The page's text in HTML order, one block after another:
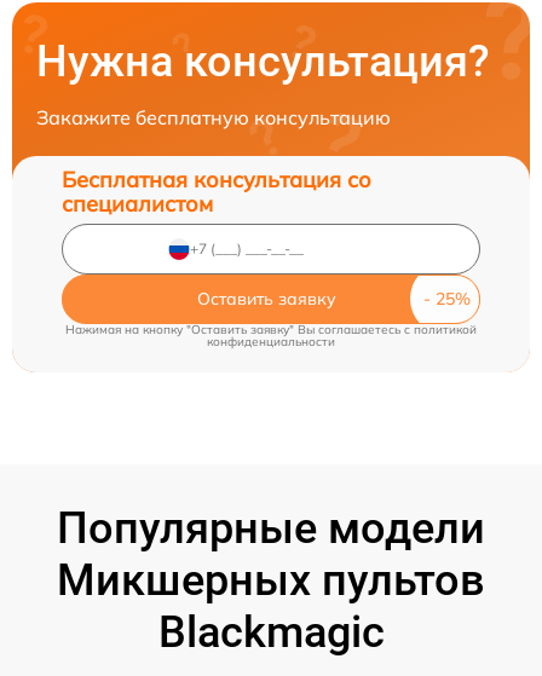
Нужна консультация?
Закажите бесплатную консультацию
Бесплатная консультация со
специалистом
Оставить заявку
Нажимая на кнопку "Оставить заявку" Вы соглашаетесь cполитикой
конфиденциальности
Популярные модели
Микшерных пультов
Blackmagic